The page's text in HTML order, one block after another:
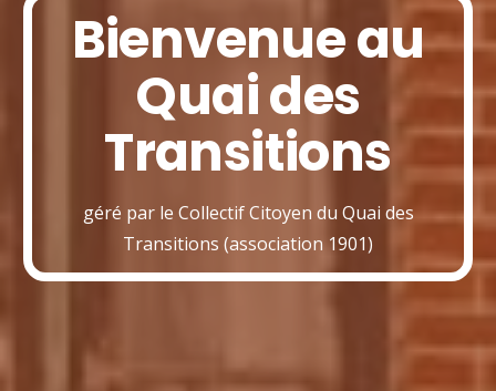
Bienvenue au
Quai des
Transitions
géré par le Collectif Citoyen du Quai des
Transitions (association 1901)